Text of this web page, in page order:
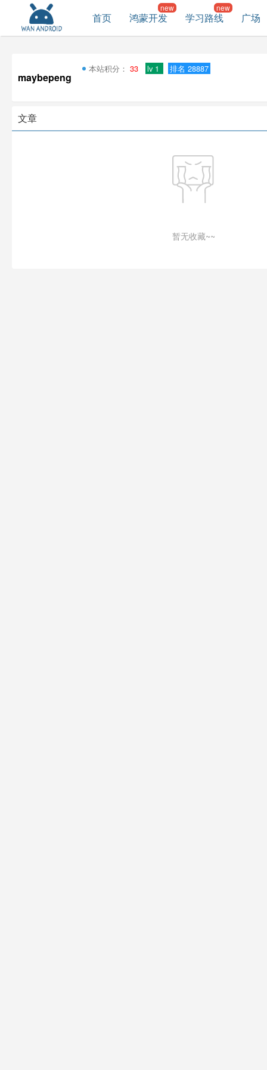
首页 鸿蒙开发 学习路线 广场
maybepeng
本站积分： 33 lv 1 排名 28887
文章
暂无收藏~~